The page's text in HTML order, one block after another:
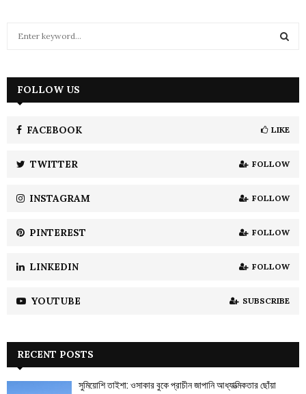
h
H
FOLLOW US
FACEBOOK LIKE
TWITTER FOLLOW
INSTAGRAM FOLLOW
PINTEREST FOLLOW
LINKEDIN FOLLOW
YOUTUBE SUBSCRIBE
RECENT POSTS
সুমিয়োশি তাইশা: ওসাকার বুকে প্রাচীন জাপানি আধ্যাত্মিকতার ছোঁয়া